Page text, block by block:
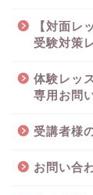
【対面レ
受験対策
体験レッ
専用お問
受講者様
お問い合